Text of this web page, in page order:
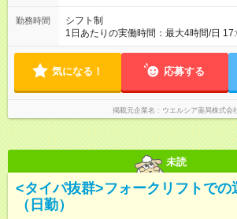
勤務時間
シフト制
1日あたりの実働時間：最大4時間/日
務
気になる！ 応募する
掲載元企業名 ウエルシア薬局株式会
未読
<タイパ抜群>フォークリフトでの
（日勤）